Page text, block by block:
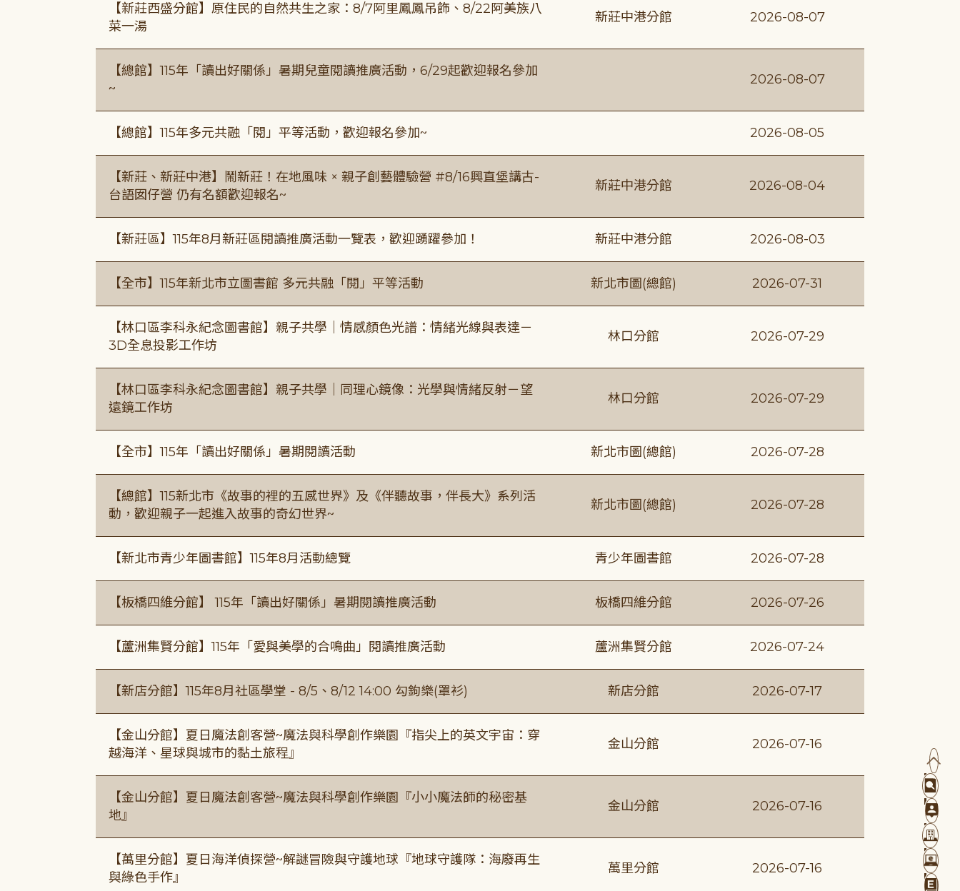
【新莊西盛分館】原住民的自然共生之家：8/7阿里鳳鳳吊飾、8/22阿美族八
菜一湯
新莊中港分館 2026-08-07
【總館】115年「讀出好關係」暑期兒童閱讀推廣活動，6/29起歡迎報名參加
~
2026-08-07
【總館】115年多元共融「閱」平等活動，歡迎報名參加~ 2026-08-05
【新莊、新莊中港】鬧新莊！在地風味 × 親子創藝體驗營 #8/16興直堡講古-
台語囡仔營 仍有名額歡迎報名~
新莊中港分館 2026-08-04
【新莊區】115年8月新莊區閱讀推廣活動一覽表，歡迎踴躍參加！ 新莊中港分館 2026-08-03
【全市】115年新北市立圖書館 多元共融「閱」平等活動 新北市圖(總館) 2026-07-31
【林口區李科永紀念圖書館】親子共學｜情感顏色光譜：情緒光線與表達－
3D全息投影工作坊
林口分館 2026-07-29
【林口區李科永紀念圖書館】親子共學｜同理心鏡像：光學與情緒反射－望
遠鏡工作坊
林口分館 2026-07-29
【全市】115年「讀出好關係」暑期閱讀活動 新北市圖(總館) 2026-07-28
【總館】115新北市《故事的裡的五感世界》及《伴聽故事，伴長大》系列活
動，歡迎親子一起進入故事的奇幻世界~
新北市圖(總館) 2026-07-28
【新北市青少年圖書館】115年8月活動總覽 青少年圖書館 2026-07-28
【板橋四維分館】 115年「讀出好關係」暑期閱讀推廣活動 板橋四維分館 2026-07-26
【蘆洲集賢分館】115年「愛與美學的合鳴曲」閱讀推廣活動 蘆洲集賢分館 2026-07-24
【新店分館】115年8月社區學堂 - 8/5、8/12 14:00 勾鉤樂(罩衫) 新店分館 2026-07-17
【金山分館】夏日魔法創客營~魔法與科學創作樂園『指尖上的英文宇宙：穿
越海洋、星球與城市的黏土旅程』
金山分館 2026-07-16
【金山分館】夏日魔法創客營~魔法與科學創作樂園『小小魔法師的秘密基
地』
金山分館 2026-07-16
【萬里分館】夏日海洋偵探營~解謎冒險與守護地球『地球守護隊：海廢再生
與綠色手作』
萬里分館 2026-07-16